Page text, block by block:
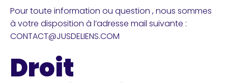
Pour toute information ou question , nous sommes
à votre disposition à l’adresse mail suivante :
CONTACT@JUSDELIENS.COM
Droit